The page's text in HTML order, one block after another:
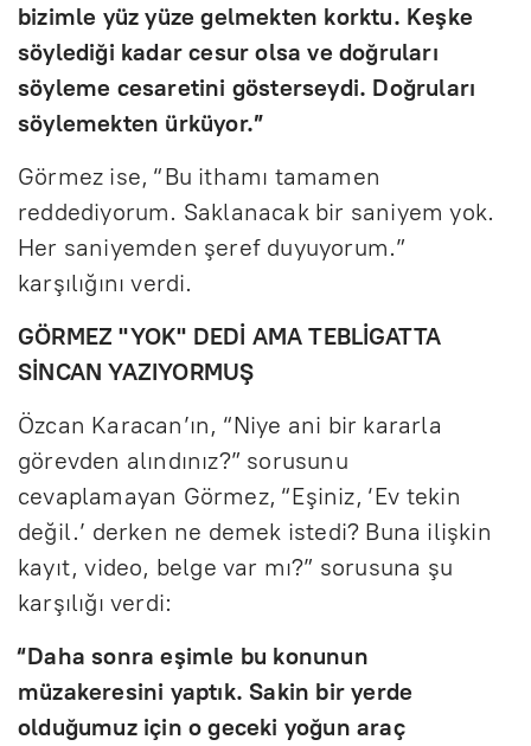
bizimle yüz yüze gelmekten korktu. Keşke
söylediği kadar cesur olsa ve doğruları
söyleme cesaretini gösterseydi. Doğruları
söylemekten ürküyor.”
Görmez ise, “Bu ithamı tamamen
reddediyorum. Saklanacak bir saniyem yok.
Her saniyemden şeref duyuyorum.”
karşılığını verdi.
GÖRMEZ "YOK" DEDİ AMA TEBLİGATTA
SİNCAN YAZIYORMUŞ
Özcan Karacan’ın, “Niye ani bir kararla
görevden alındınız?” sorusunu
cevaplamayan Görmez, “Eşiniz, ‘Ev tekin
değil.’ derken ne demek istedi? Buna ilişkin
kayıt, video, belge var mı?” sorusuna şu
karşılığı verdi:
“Daha sonra eşimle bu konunun
müzakeresini yaptık. Sakin bir yerde
olduğumuz için o geceki yoğun araç